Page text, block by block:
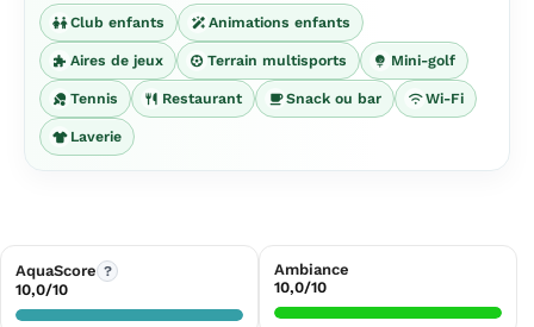
Club enfants Animations enfants
Aires de jeux Terrain multisports Mini-golf
Tennis Restaurant Snack ou bar Wi-Fi
Laverie
AquaScore ?
10,0/10
Ambiance
10,0/10